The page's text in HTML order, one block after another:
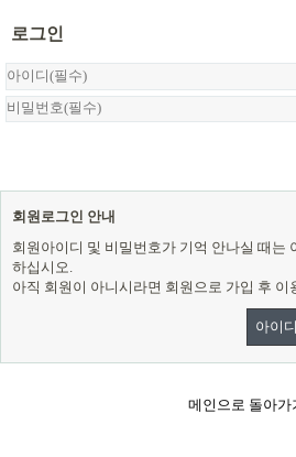
로그인
회원로그인 안내
회원아이디 및 비밀번호가 기억 안나실 때는
하십시오.
아직 회원이 아니시라면 회원으로 가입 후 이
아이
메인으로 돌아가